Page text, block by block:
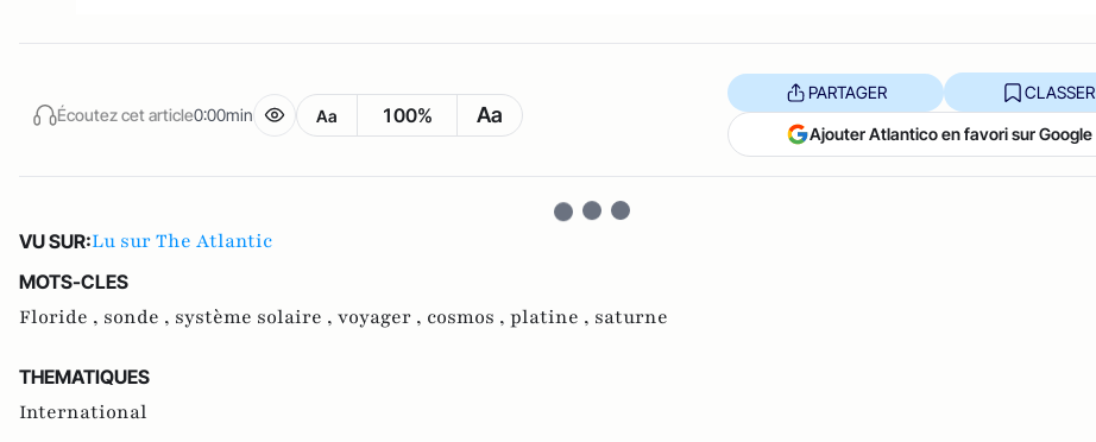
Écoutez cet article0:00min Aa 100% Aa
PARTAGER CLASSER
Ajouter Atlantico en favori sur Google
VU SUR:Lu sur The Atlantic
MOTS-CLES
Floride , sonde , système solaire , voyager , cosmos , platine , saturne
THEMATIQUES
International